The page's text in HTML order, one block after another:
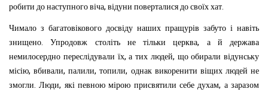
робити до наступного віча, відуни поверталися до своїх хат.
Чимало з багатовікового досвіду наших пращурів забуто і навіть
знищено.Упродовж століть не тільки церква, а й
держава
немилосердно переслідували їх,а тих людей, що обирали відунську
місію,вбивали,палили,топили, однак викоренити віщих людей не
змогли.Люди, які певною мірою присвятили себе духам, а заразом